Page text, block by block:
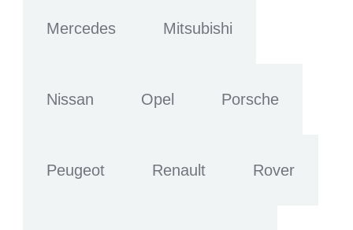
Mercedes Mitsubishi
Nissan Opel Porsche
Peugeot Renault Rover